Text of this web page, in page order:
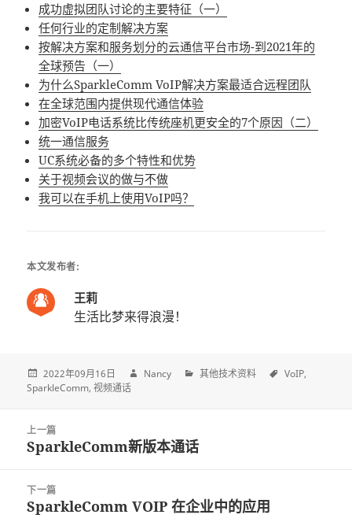
成功虚拟团队讨论的主要特征（一）
任何行业的定制解决方案
按解决方案和服务划分的云通信平台市场-到2021年的
全球预告（一）
为什么SparkleComm VoIP解决方案最适合远程团队
在全球范围内提供现代通信体验
加密VoIP电话系统比传统座机更安全的7个原因（二）
统一通信服务
UC系统必备的多个特性和优势
关于视频会议的做与不做
我可以在手机上使用VoIP吗？
本文发布者:
王莉
生活比梦来得浪漫！
2022年09月16日 Nancy 其他技术资料
VoIP
SparkleComm 视频通话
navigation
上一篇
上
篇
文
SparkleComm新版本通话
下一篇
下
SparkleComm VOIP 在企业中的应用